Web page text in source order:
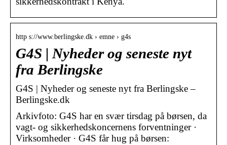
http s://www.berlingske.dk › emne › g4s
G4S | Nyheder og seneste nyt
fra Berlingske
G4S | Nyheder og seneste nyt fra Berlingske –
Berlingske.dk
Arkivfoto: G4S har en svær tirsdag på børsen, da
vagt- og sikkerhedskoncernens forventninger ·
Virksomheder · G4S får hug på børsen: